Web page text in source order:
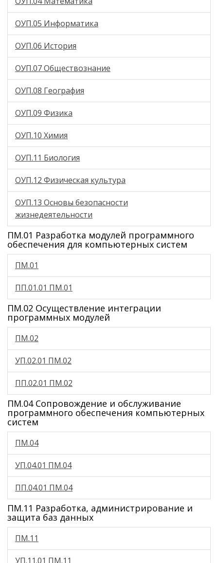
ОУП.05 Информатика
ОУП.06 История
ОУП.07 Обществознание
ОУП.08 География
ОУП.09 Физика
ОУП.10 Химия
ОУП.11 Биология
ОУП.12 Физическая культура
ОУП.13 Основы безопасности
жизнедеятельности
ПМ.01 Разработка модулей программного
обеспечения для компьютерных систем
ПМ.01
ПП.01.01 ПМ.01
ПМ.02 Осуществление интеграции
программных модулей
ПМ.02
УП.02.01 ПМ.02
ПП.02.01 ПМ.02
ПМ.04 Сопровождение и обслуживание
программного обеспечения компьютерных
систем
ПМ.04
УП.04.01 ПМ.04
ПП.04.01 ПМ.04
ПМ.11 Разработка, администрирование и
защита баз данных
ПМ.11
УП.11.01 ПМ.11